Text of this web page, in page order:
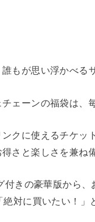
もが思い浮かべる
ェーンの福袋は、
クに使えるチケッ
さと楽しさを兼ね
付きの豪華版から
対に買いたい！」